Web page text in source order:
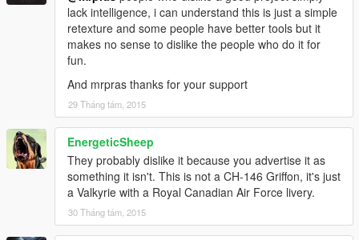
lack intelligence, i can understand this is just a simple
retexture and some people have better tools but it
makes no sense to dislike the people who do it for
fun.
And mrpras thanks for your support
29 Tháng tám, 2015
EnergeticSheep
They probably dislike it because you advertise it as
something it isn't. This is not a CH-146 Griffon, it's just
a Valkyrie with a Royal Canadian Air Force livery.
30 Tháng tám, 2015